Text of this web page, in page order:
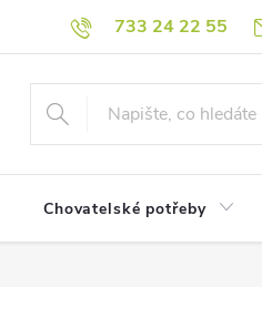
733 24 22 55
Chovatelské potřeby